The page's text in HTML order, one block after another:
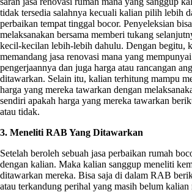
tidak tersedia salahnya kecuali kalian pilih lebih
perbaikan tempat tinggal bocor. Penyeleksian
melaksanakan bersama memberi tukang
kecil-kecilan lebih-lebih dahulu. Dengan begitu,
memandang jasa renovasi mana yang
pengerjaannya dan juga harga atau rancangan
ditawarkan. Selain itu, kalian terhitung mampu
harga yang mereka tawarkan dengan
sendiri apakah harga yang mereka tawarkan
atau tidak.
3. Meneliti RAB Yang Ditawarkan
Setelah beroleh sebuah jasa perbaikan rumah
dengan kalian. Maka kalian sanggup meneliti
ditawarkan mereka. Bisa saja di dalam RAB
atau terkandung perihal yang masih belum